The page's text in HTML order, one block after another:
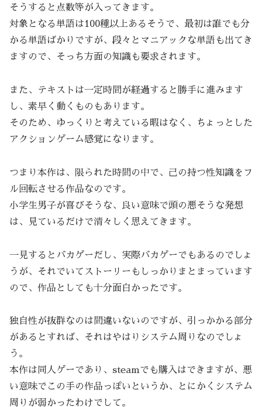
そうすると点数等が入ってきます。
対象となる単語は100種以上あるそうで、最初は誰でも分
かる単語ばかりですが、段々とマニアックな単語も出てき
ますので、そっち方面の知識も要求されます。
また、テキストは一定時間が経過すると勝手に進みます
し、素早く動くものもあります。
そのため、ゆっくりと考えている暇はなく、ちょっとした
アクションゲーム感覚になります。
つまり本作は、限られた時間の中で、己の持つ性知識をフ
ル回転させる作品なのです。
小学生男子が喜びそうな、良い意味で頭の悪そうな発想
は、見ているだけで清々しく思えてきます。
一見するとバカゲーだし、実際バカゲーでもあるのでしょ
うが、それでいてストーリーもしっかりまとまっています
ので、作品としても十分面白かったです。
独自性が抜群なのは間違いないのですが、引っかかる部分
があるとすれば、それはやはりシステム周りなのでしょ
う。
本作は同人ゲーであり、steamでも購入はできますが、悪
い意味でこの手の作品っぽいというか、とにかくシステム
周りが弱かったわけでして。